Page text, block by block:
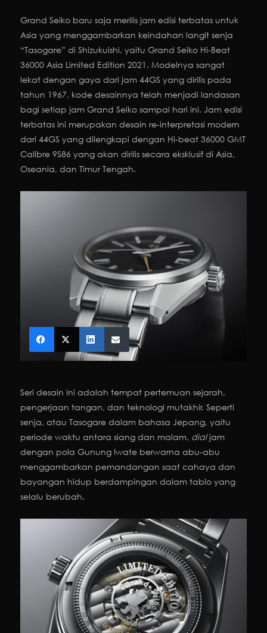
Grand Seiko baru saja merilis jam edisi terbatas untuk
Asia yang menggambarkan keindahan langit senja
“Tasogare” di Shizukuishi, yaitu Grand Seiko Hi-Beat
36000 Asia Limited Edition 2021. Modelnya sangat
lekat dengan gaya dari jam 44GS yang dirilis pada
tahun 1967, kode desainnya telah menjadi landasan
bagi setiap jam Grand Seiko sampai hari ini. Jam edisi
terbatas ini merupakan desain re-interpretasi modern
dari 44GS yang dilengkapi dengan Hi-beat 36000 GMT
Calibre 9S86 yang akan dirilis secara eksklusif di Asia,
Oseania, dan Timur Tengah.
Seri desain ini adalah tempat pertemuan sejarah,
pengerjaan tangan, dan teknologi mutakhir. Seperti
senja, atau Tasogare dalam bahasa Jepang, yaitu
periode waktu antara siang dan malam, dialjam
dengan pola Gunung Iwate berwarna abu-abu
menggambarkan pemandangan saat cahaya dan
bayangan hidup berdampingan dalam tablo yang
selalu berubah.